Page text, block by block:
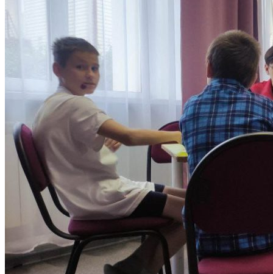
Конкурс на замещение вакантных
должностей научно-педагогических
работников
Выборы на вакантные должности
Вакансии
ОБЩИЙ ОТДЕЛ
ОЦЕНКА КАЧЕСТВА ОБРАЗОВАНИЯ
ДЕМОНСТРАЦИОННЫЙ ЭКЗАМЕН
АДАПТИРОВАННЫЕ
ОБРАЗОВАТЕЛЬНЫЕ ПРОГРАММЫ
БИБЛИОТЕКА
Документы библиотеки